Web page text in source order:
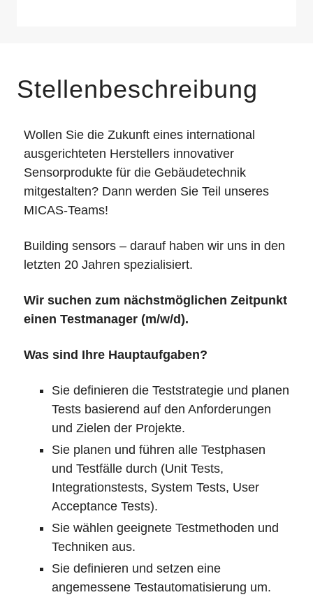
Stellenbeschreibung
Wollen Sie die Zukunft eines international
ausgerichteten Herstellers innovativer
Sensorprodukte für die Gebäudetechnik
mitgestalten? Dann werden Sie Teil unseres
MICAS-Teams!
Building sensors – darauf haben wir uns in den
letzten 20 Jahren spezialisiert.
Wir suchen zum nächstmöglichen Zeitpunkt
einen Testmanager (m/w/d).
Was sind Ihre Hauptaufgaben?
Sie definieren die Teststrategie und planen
Tests basierend auf den Anforderungen
und Zielen der Projekte.
Sie planen und führen alle Testphasen
und Testfälle durch (Unit Tests,
Integrationstests, System Tests, User
Acceptance Tests).
Sie wählen geeignete Testmethoden und
Techniken aus.
Sie definieren und setzen eine
angemessene Testautomatisierung um.